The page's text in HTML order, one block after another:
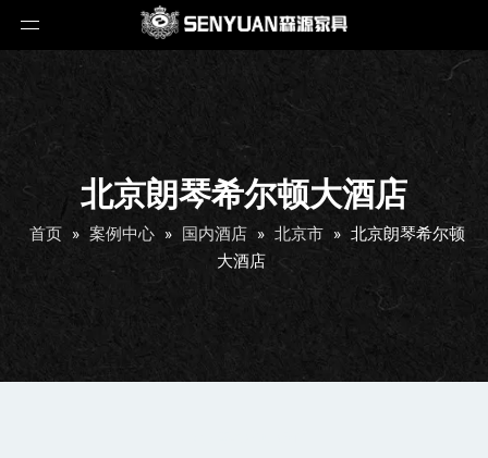
北京朗琴希尔顿大酒店
首页 » 案例中心 » 国内酒店 » 北京市 » 北京朗琴希尔顿
大酒店